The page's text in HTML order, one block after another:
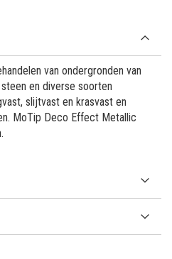
van ondergronden van
en diverse soorten
slijtvast en krasvast en
MoTip Deco Effect Metallic